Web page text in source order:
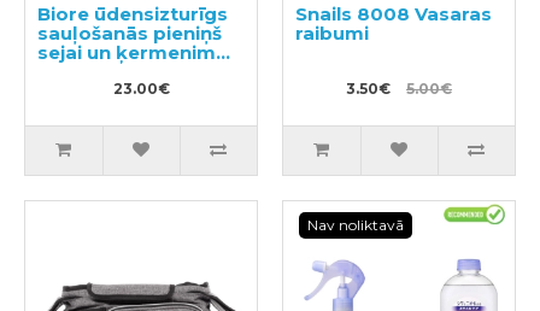
Biore ūdensizturīgs
sauļošanās pieniņš
sejai un ķermenim
SPF 50+ 40ml
23.00€
Snails 8008 Vasaras
raibumi
3.50€ 5.00€
Nav noliktavā